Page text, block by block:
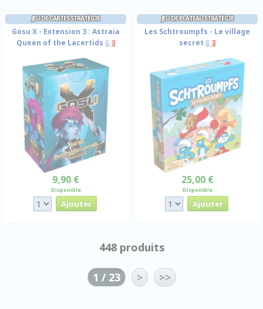
JEU DE CARTES STRATÉGIE
Gosu X - Extension 3 : Astraia
Queen of the Lacertids
9,90 €
Disponible
JEU DE PLATEAU STRATÉGIE
Les Schtroumpfs - Le village
secret
25,00 €
Disponible
448 produits
1 / 23 > >>